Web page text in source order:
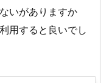
いがありますか
用すると良いでし